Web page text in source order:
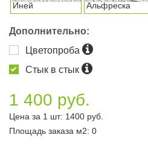
Иней Альфреска
Дополнительно:
Цветопроба
Стык в стык
1 400 руб.
Цена за 1 шт: 1400 руб.
Площадь заказа м2: 0